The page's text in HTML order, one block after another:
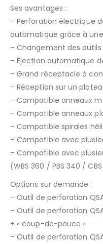
Ses avantages :
– Perforation électrique
automatique grâce à
– Changement des
– Éjection automatique
– Grand réceptacle à
– Réception sur un
– Compatible anneaux
– Compatible anneaux
– Compatible spirales
– Compatible avec
– Compatible avec
(WBS 360 / PBS 340 /
Options sur demande :
– Outil de perforation
– Outil de perforation
+ « coup-de-pouce »
– Outil de perforation